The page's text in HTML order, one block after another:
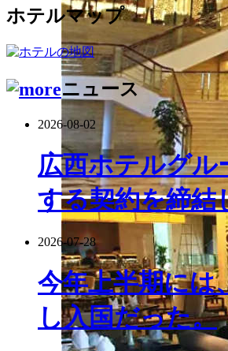
ホテルマップ
ニュース
2026-08-02
広西ホテルグ
する契約を締結
2026-07-28
今年上半期には
し入国だった。